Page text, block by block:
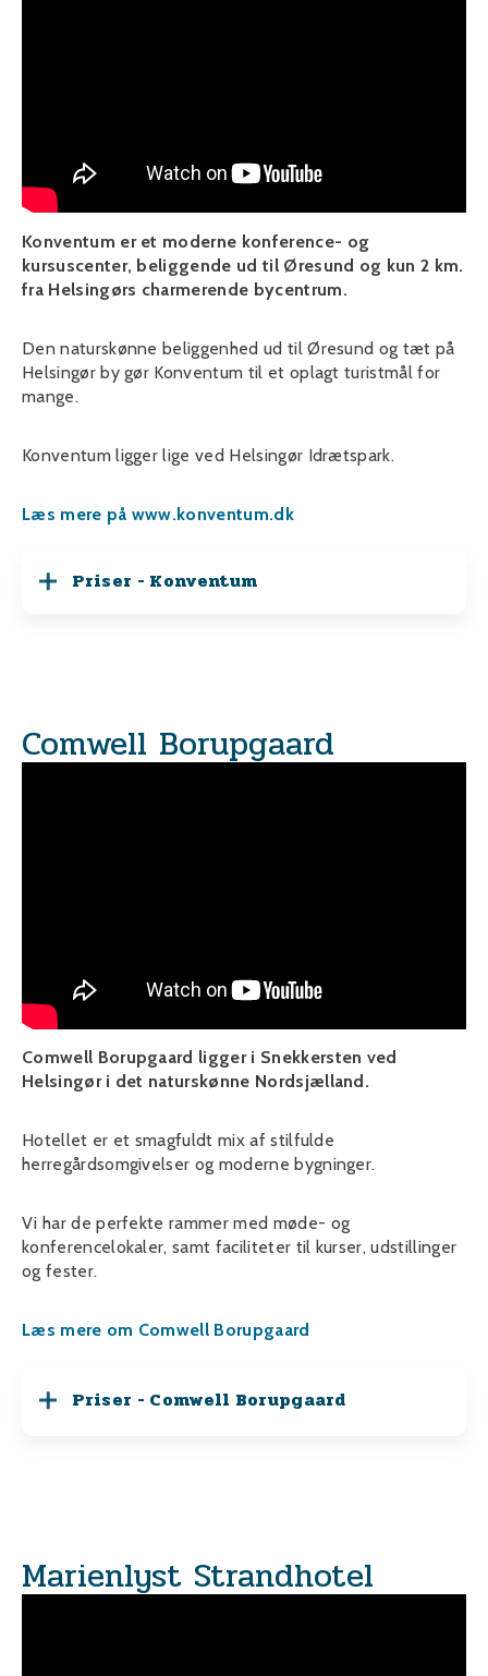
Konventum er et moderne konference- og
kursuscenter, beliggende ud til Øresund og kun 2 km.
fra Helsingørs charmerende bycentrum.
Den naturskønne beliggenhed ud til Øresund og tæt på
Helsingør by gør Konventum til et oplagt turistmål for
mange.
Konventum ligger lige ved Helsingør Idrætspark.
Læs mere på www.konventum.dk
Priser - Konventum
Comwell Borupgaard
Comwell Borupgaard ligger i Snekkersten ved
Helsingør i det naturskønne Nordsjælland.
Hotellet er et smagfuldt mix af stilfulde
herregårdsomgivelser og moderne bygninger.
Vi har de perfekte rammer med møde- og
konferencelokaler, samt faciliteter til kurser, udstillinger
og fester.
Læs mere om Comwell Borupgaard
Priser - Comwell Borupgaard
Marienlyst Strandhotel